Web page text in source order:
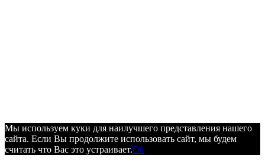
Мы используем куки для наилучшего представления нашего
сайта. Если Вы продолжите использовать сайт, мы будем
считать что Вас это устраивает.Ok